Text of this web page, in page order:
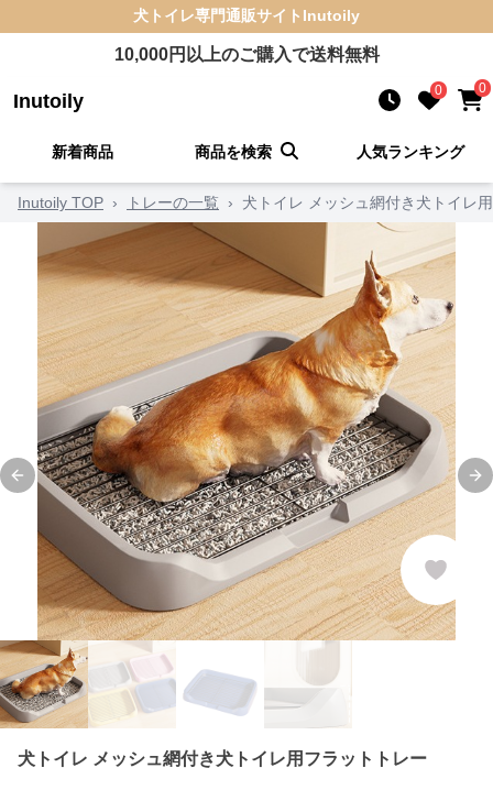
犬トイレ専門通販サイト Inutoily
10,000円以上のご購入で送料無料
Inutoily 0 0
新着商品 商品を検索 人気ランキング
Inutoily TOP › トレーの一覧 › 犬トイレ メッシュ網付き犬トイレ
Previous slide
犬トイレ メッシュ網付き犬トイレ用フラットトレー